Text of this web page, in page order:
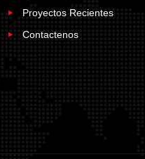
Proyectos Recientes
Contactenos